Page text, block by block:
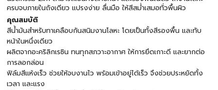
ครบจบภายในถังเดียว แปรงง่าย ลื่นมือ ให้สีสม่ำเสมอทั่วพื้นผิว
คุณสมบัติ
สีน้ำมันสำหรับทาเคลือบกันสนิมงานโลหะ โดยเป็นทั้งสีรองพื้น และทับ
หน้าในหนึ่งเดียว
ผลิตจากอะคริลิกเรซิน ทนทุกสภวาะอากาศ ให้การยึดเกาะดี และยากต่อ
การลอกล่อน
ฟิล์มสีแห้งเร็ว ช่วยให้จบงานไว พร้อมเข้าอยู่ได้เร็ว จึงช่วยประหยัดทั้ง
เวลา และแรง